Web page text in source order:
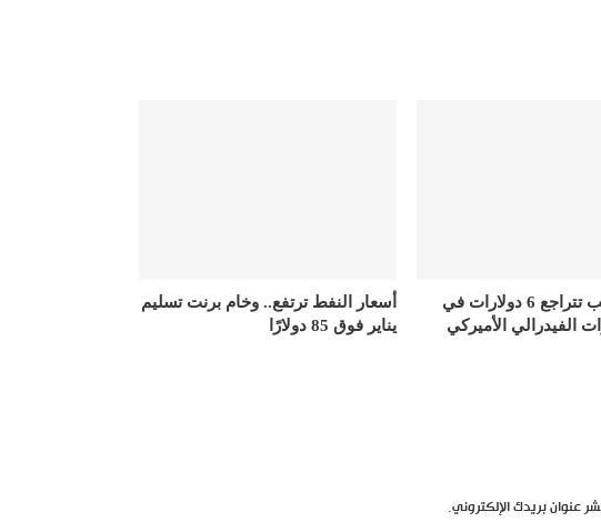
أسعار الذهب تتراجع 6 دولارات في
الفيدرالي الأميركي
أسعار النفط ترتفع.. وخام برنت تسليم
يناير فوق 85 دولارًا
عنوان بريدك الإلكتروني.